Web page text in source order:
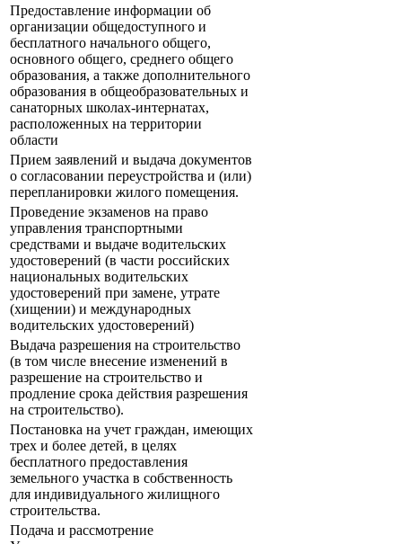
Предоставление информации об
организации общедоступного и
бесплатного начального общего,
основного общего, среднего общего
образования, а также дополнительного
образования в общеобразовательных и
санаторных школах-интернатах,
расположенных на территории
области
Прием заявлений и выдача документов
о согласовании переустройства и (или)
перепланировки жилого помещения.
Проведение экзаменов на право
управления транспортными
средствами и выдаче водительских
удостоверений (в части российских
национальных водительских
удостоверений при замене, утрате
(хищении) и международных
водительских удостоверений)
Выдача разрешения на строительство
(в том числе внесение изменений в
разрешение на строительство и
продление срока действия разрешения
на строительство).
Постановка на учет граждан, имеющих
трех и более детей, в целях
бесплатного предоставления
земельного участка в собственность
для индивидуального жилищного
строительства.
Подача и рассмотрение